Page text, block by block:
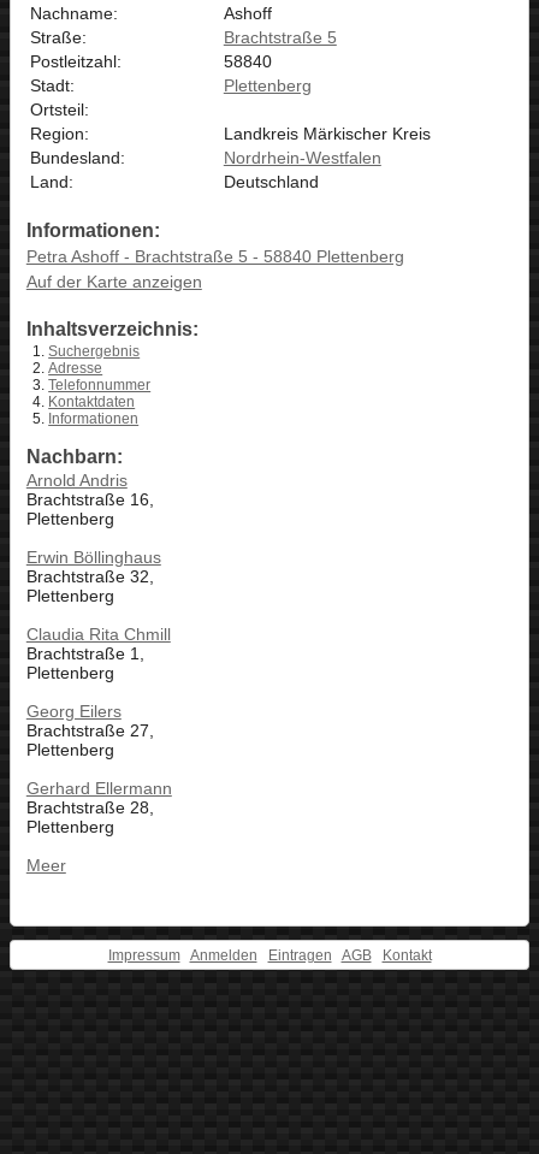
Nachname:
Ashoff
Straße:
Brachtstraße 5
Postleitzahl:
58840
Stadt:
Plettenberg
Ortsteil:
Region:
Landkreis Märkischer Kreis
Bundesland:
Nordrhein-Westfalen
Land:
Deutschland
Informationen:
Petra Ashoff - Brachtstraße 5 - 58840 Plettenberg
Auf der Karte anzeigen
Inhaltsverzeichnis:
Suchergebnis
Adresse
Telefonnummer
Kontaktdaten
Informationen
Nachbarn:
Arnold Andris
Brachtstraße 16,
Plettenberg
Erwin Böllinghaus
Brachtstraße 32,
Plettenberg
Claudia Rita Chmill
Brachtstraße 1,
Plettenberg
Georg Eilers
Brachtstraße 27,
Plettenberg
Gerhard Ellermann
Brachtstraße 28,
Plettenberg
Meer
Impressum Anmelden Eintragen AGB Kontakt